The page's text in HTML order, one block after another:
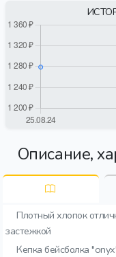
Описание,
Плотный хлопок
застежкой
Кепка бейсболка